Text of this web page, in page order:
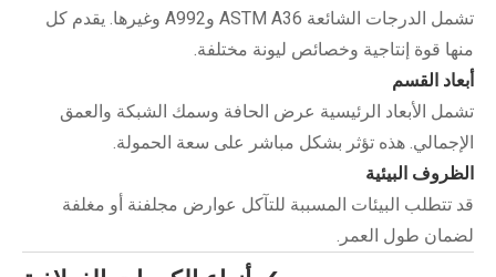
تشمل الدرجات الشائعة ASTM A36 وA992 وغيرها. يقدم كل
منها قوة إنتاجية وخصائص ليونة مختلفة.
أبعاد القسم
تشمل الأبعاد الرئيسية عرض الحافة وسمك الشبكة والعمق
الإجمالي. هذه تؤثر بشكل مباشر على سعة الحمولة.
الظروف البيئية
قد تتطلب البيئات المسببة للتآكل عوارض مجلفنة أو مغلفة
لضمان طول العمر.